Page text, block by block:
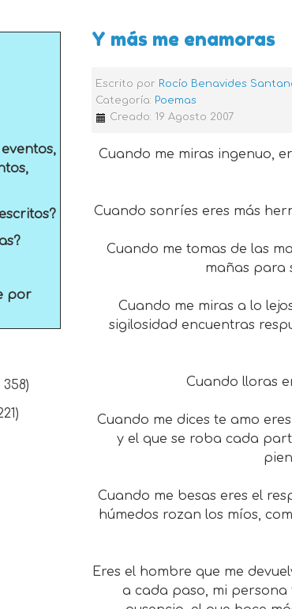
Y más me enamoras
Escrito por Rocío Benavides
Categoría: Poemas
Creado: 19 Agosto 2007
Cuando me miras ingenuo,
Cuando sonríes eres más
Cuando me tomas de las
mañas para
Cuando me miras a lo
sigilosidad encuentras
Cuando lloras
Cuando me dices te amo
y el que se roba cada
Cuando me besas eres el
húmedos rozan los míos,
Eres el hombre que me
a cada paso, mi persona
por